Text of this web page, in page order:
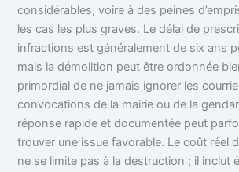
considérables, voire à des peines
les cas les plus graves. Le délai de
infractions est généralement de six ans
mais la démolition peut être ordonnée
primordial de ne jamais ignorer les
convocations de la mairie ou de la
réponse rapide et documentée peut
trouver une issue favorable. Le coût réel
ne se limite pas à la destruction ; il inclut